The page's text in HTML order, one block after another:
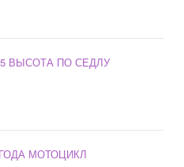
ВЫСОТА ПО СЕДЛУ
МОТОЦИКЛ